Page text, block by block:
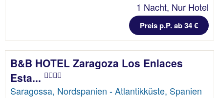
1 Nacht, Nur Hotel
Preis p.P. ab 34 €
B&B HOTEL Zaragoza Los Enlaces
Esta...
Saragossa, Nordspanien - Atlantikküste, Spanien